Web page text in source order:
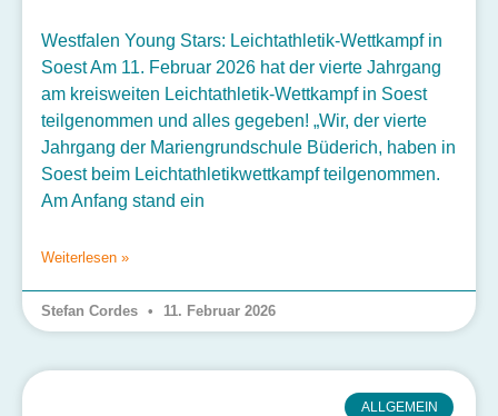
Westfalen Young Stars: Leichtathletik-Wettkampf in
Soest Am 11. Februar 2026 hat der vierte Jahrgang
am kreisweiten Leichtathletik-Wettkampf in Soest
teilgenommen und alles gegeben! „Wir, der vierte
Jahrgang der Mariengrundschule Büderich, haben in
Soest beim Leichtathletikwettkampf teilgenommen.
Am Anfang stand ein
Weiterlesen »
Stefan Cordes 11. Februar 2026
ALLGEMEIN